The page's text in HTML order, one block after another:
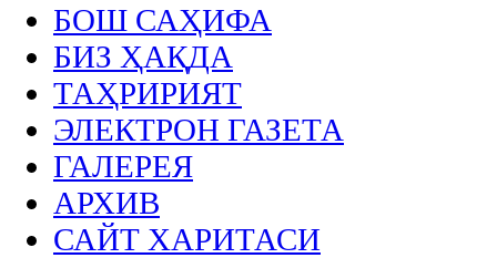
БОШ САҲИФА
БИЗ ҲАҚДА
ТАҲРИРИЯТ
ЭЛЕКТРОН ГАЗЕТА
ГАЛЕРЕЯ
АРХИВ
САЙТ ХАРИТАСИ